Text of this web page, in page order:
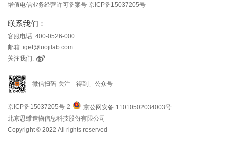
增值电信业务经营许可备案号 京ICP备15037205号
联系我们：
客服电话: 400-0526-000
邮箱: iget@luojilab.com
关注我们:
微信扫码 关注「得到」公众号
京ICP备15037205号-2
京公网安备 11010502034003号
北京思维造物信息科技股份有限公司
Copyright © 2022 All rights reserved